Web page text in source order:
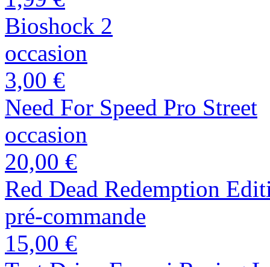
Bioshock 2
occasion
3,00 €
Need For Speed Pro Street
occasion
20,00 €
Red Dead Redemption
pré-commande
15,00 €